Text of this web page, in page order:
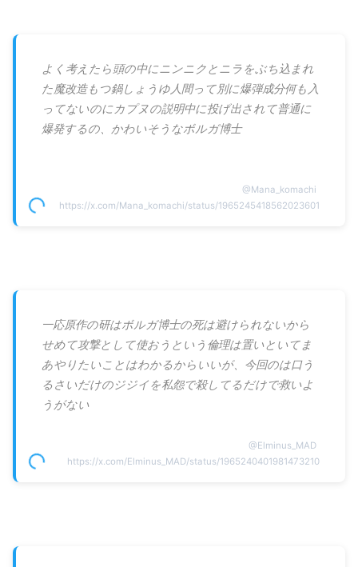
よく考えたら頭の中にニンニクとニラをぶち込まれ
た魔改造もつ鍋しょうゆ人間って別に爆弾成分何も入
ってないのにカプヌの説明中に投げ出されて普通に
爆発するの、かわいそうなボルガ博士
@Mana_komachi
https://x.com/Mana_komachi/status/1965245418562023601
一応原作の研はボルガ博士の死は避けられないから
せめて攻撃として使おうという倫理は置いといてま
あやりたいことはわかるからいいが、今回のは口う
るさいだけのジジイを私怨で殺してるだけで救いよ
うがない
@Elminus_MAD
https://x.com/Elminus_MAD/status/1965240401981473210